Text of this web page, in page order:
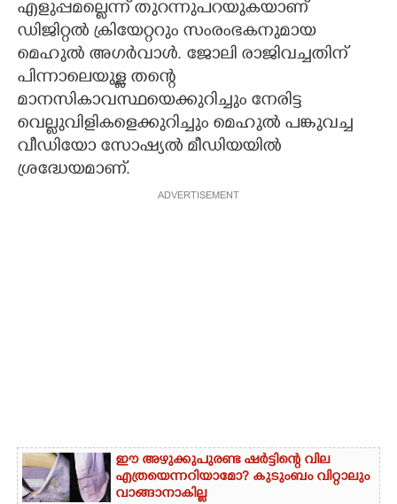
ZOOM
CONTACT US
എളുപ്പമല്ലെന്ന് തുറന്നുപറയുകയാണ്
ഡിജിറ്റൽ ക്രിയേറ്ററും സംരംഭകനുമായ
മെഹുൽ അഗർവാൾ. ജോലി രാജിവച്ചതിന്
പിന്നാലെയുള്ള തന്റെ
മാനസികാവസ്ഥയെക്കുറിച്ചും നേരിട്ട
വെല്ലുവിളികളെക്കുറിച്ചും മെഹുൽ പങ്കുവച്ച
വീഡിയോ സോഷ്യൽ മീഡിയയിൽ
ശ്രദ്ധേയമാണ്.
ADVERTISEMENT
ഈ അഴുക്കുപുരണ്ട ഷർട്ടിന്റെ വില
എത്രയെന്നറിയാമോ? കുടുംബം വിറ്റാലും
വാങ്ങാനാകില്ല